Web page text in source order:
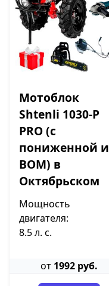
Мотоблок
Shtenli 1030-P
PRO (с
пониженной и
ВОМ) в
Октябрьском
Мощность
двигателя:
8.5 л. с.
от 1992 руб.